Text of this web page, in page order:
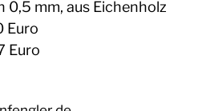
mm, aus Eichenholz
Euro
Euro